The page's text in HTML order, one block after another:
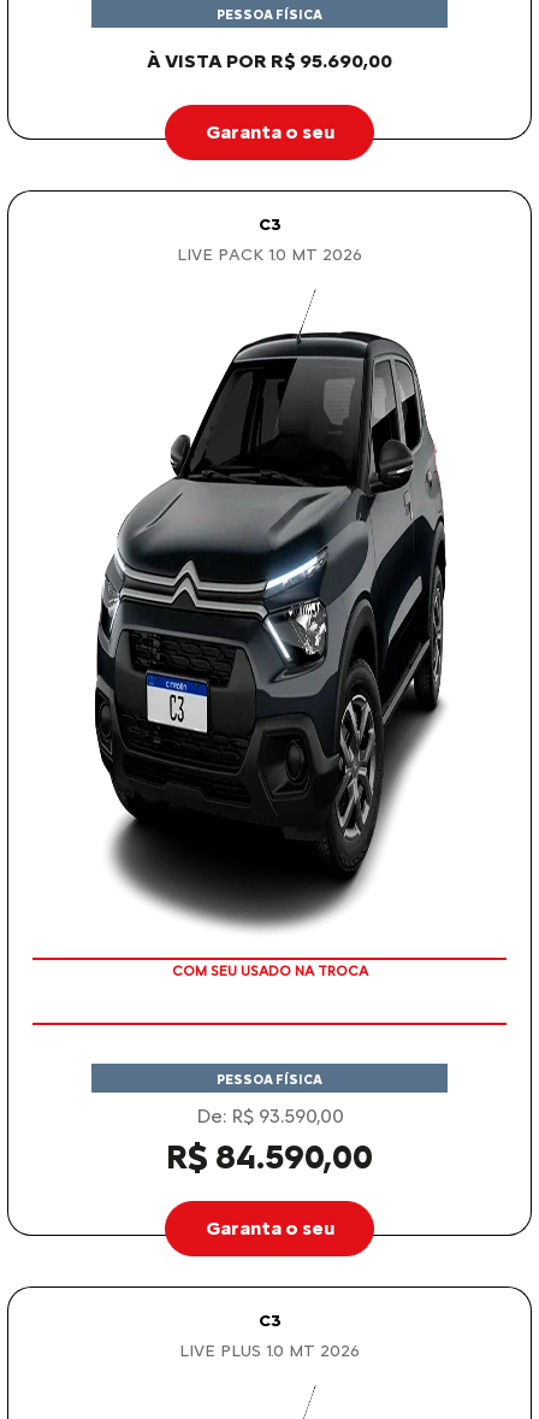
À VISTA POR R$ 95.690,00
PESSOA FÍSICA
Garanta o seu
C3
LIVE PACK 1.0 MT 2026
TAXA 0 %
PESSOA FÍSICA
De: R$ 93.590,00
R$ 84.590,00
Garanta o seu
C3
LIVE PLUS 1.0 MT 2026